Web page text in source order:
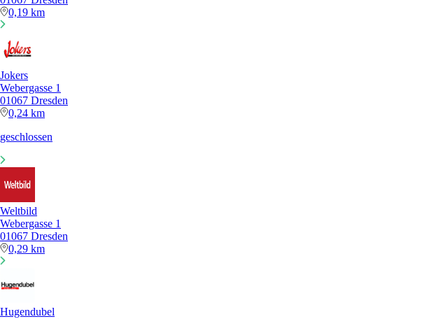
0,19 km
Jokers
Webergasse 1
01067 Dresden
0,24 km
geschlossen
Weltbild
Webergasse 1
01067 Dresden
0,29 km
Hugendubel